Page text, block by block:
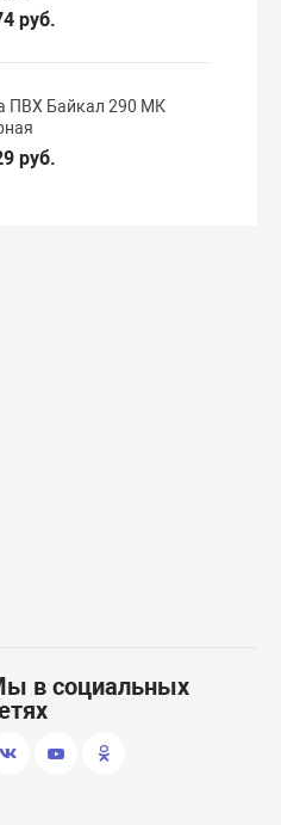
руб.
ПВХ Байкал 290 МК
руб.
в социальных